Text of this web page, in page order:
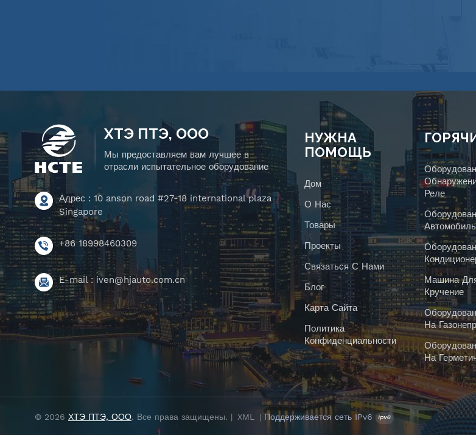
ХТЭ ПТЭ, ООО
Мы предоставляем вам лучшее в
отрасли испытательное оборудование
Адрес : 10 anson road #27-18 international plaza
Singapore
+86 18998460309
E-mail : iven@hjauto.com.cn
НУЖНА
ПОМОЩЬ
Дом
О Нас
Товары
Проекты
Связаться С Нами
Блог
Карта Сайта
Политика
Конфиденциальности
Реле
Машина
Кручение
На
На
© 2026 ХТЭ ПТЭ, ООО. Все права защищены. | XML | Поддерживается сеть IPv6